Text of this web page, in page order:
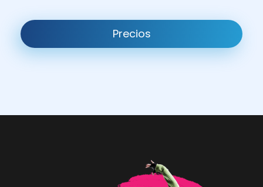
Precios